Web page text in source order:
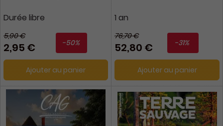
Durée libre
5,90 €
2,95 € -50%
Ajouter au panier
1 an
76,70 €
52,80 € -31%
Ajouter au panier